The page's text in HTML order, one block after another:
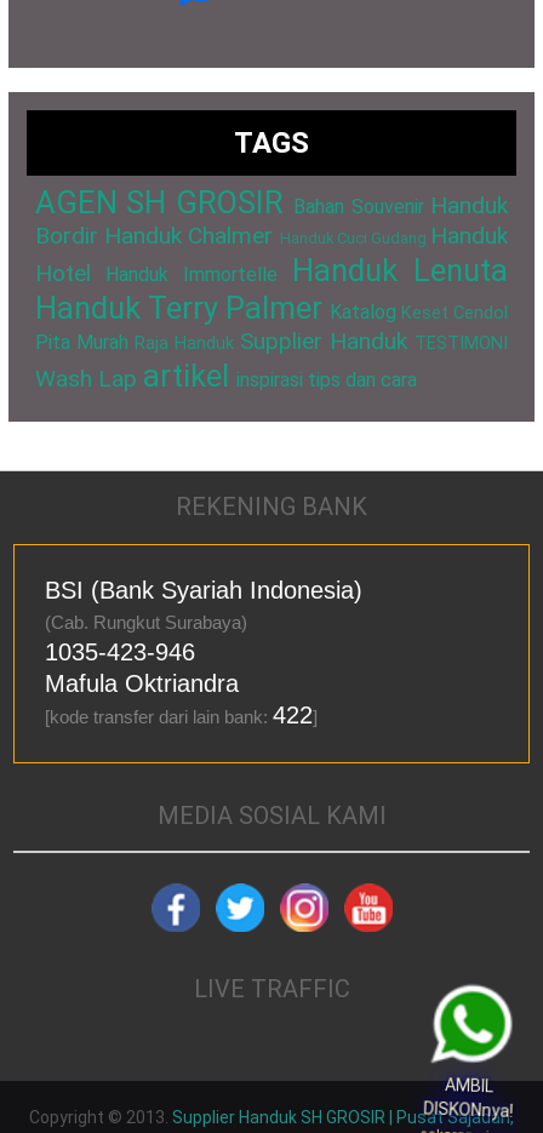
TAGS
AGEN SH GROSIR Bahan Souvenir Handuk
Bordir Handuk Chalmer Handuk Cuci Gudang Handuk
Hotel
Handuk Immortelle
Handuk Lenuta
Handuk Terry Palmer Katalog Keset Cendol
Pita Murah Raja Handuk Supplier Handuk TESTIMONI
Wash Lap artikel inspirasi tips dan cara
REKENING BANK
BSI (Bank Syariah Indonesia)
(Cab. Rungkut Surabaya)
1035-423-946
Mafula Oktriandra
[kode transfer dari lain bank:422]
MEDIA SOSIAL KAMI
LIVE TRAFFIC
Copyright © 2013. Supplier Handuk SH GROSIR | Pusat Sajadah,
AMBIL
DISKONnya!